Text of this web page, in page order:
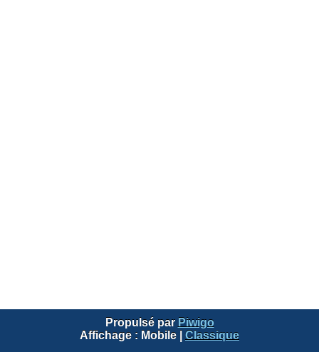
Propulsé par Piwigo
Affichage : Mobile Classique